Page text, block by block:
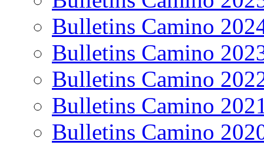
Bulletins Camino
Bulletins Camino
Bulletins Camino
Bulletins Camino
Bulletins Camino